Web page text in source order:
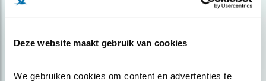
Deze website maakt gebruik van cookies
We gebruiken cookies om content en advertenties te
over vogels en activiteiten van Vogelbescherming.